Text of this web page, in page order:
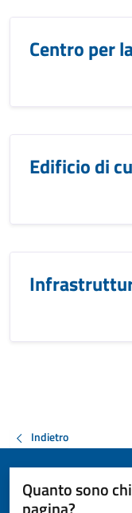
Centro per
Edificio di
Indietro
Quanto sono